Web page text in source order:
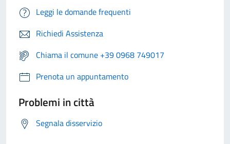
Leggi le domande frequenti
Richiedi Assistenza
Chiama il comune +39 0968 749017
Prenota un appuntamento
Problemi in città
Segnala disservizio